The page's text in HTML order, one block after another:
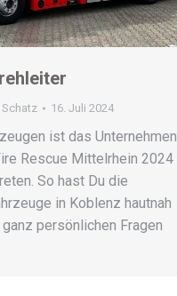
16. Juli 2024
ist das Unternehmen
Rescue Mittelrhein 2024
So hast Du die
in Koblenz hautnah
persönlichen Fragen